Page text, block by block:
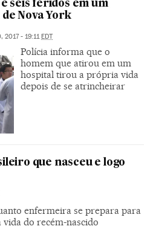
seis feridos em um
Nova York
2017 - 19:11 EDT
Polícia informa que o
homem que atirou em um
hospital tirou a própria vida
depois de se atrincheirar
que nasceu e logo
enfermeira se prepara para
do recém-nascido